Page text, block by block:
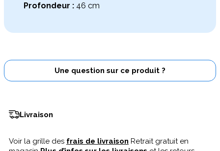
Profondeur : 46 cm
Une question sur ce produit ?
Livraison
Voir la grille des frais de livraison Retrait gratuit en